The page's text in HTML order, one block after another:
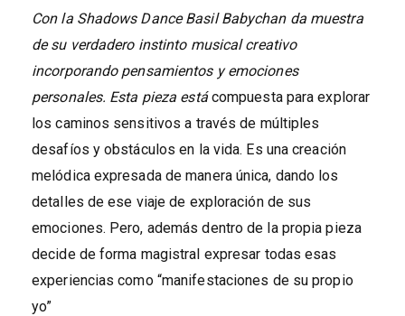
Con la Shadows Dance Basil Babychan da muestra
de su verdadero instinto musical creativo
incorporando pensamientos y emociones
personales. Esta pieza estácompuesta para explorar
los caminos sensitivos a través de múltiples
desafíos y obstáculos en la vida. Es una creación
melódica expresada de manera única, dando los
detalles de ese viaje de exploración de sus
emociones. Pero, además dentro de la propia pieza
decide de forma magistral expresar todas esas
experiencias como “manifestaciones de su propio
yo”